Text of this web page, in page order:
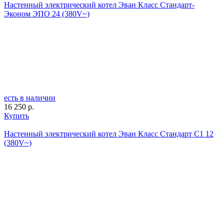
Настенный электрический котел Эван Класс Стандарт-
Эконом ЭПО 24 (380V~)
есть в наличии
16 250 р.
Купить
Настенный электрический котел Эван Класс Стандарт С1 12
(380V~)